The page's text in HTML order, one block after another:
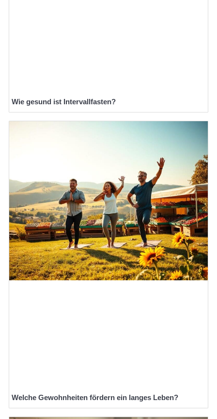
Wie gesund ist Intervallfasten?
Welche Gewohnheiten fördern ein langes Leben?